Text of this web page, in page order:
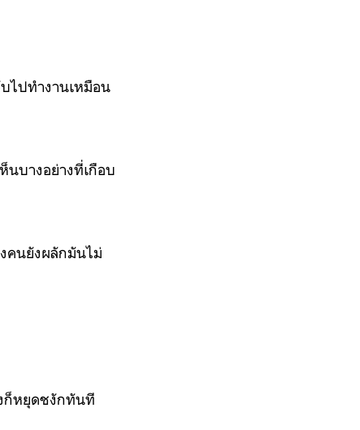
ไปทำงานเหมือน
นบางอย่างที่เกือบ
คนยังผลักมันไม่
ก็หยุดชงักทันที